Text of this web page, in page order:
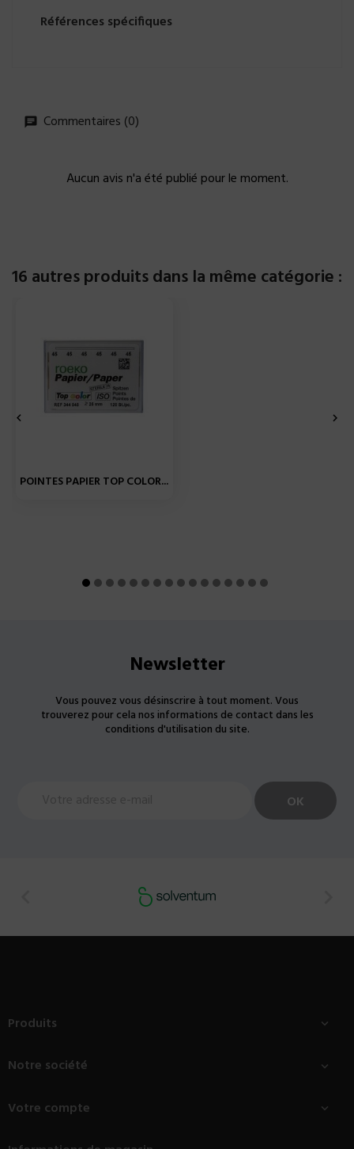
Références spécifiques
Commentaires (0)
Aucun avis n'a été publié pour le moment.
16 autres produits dans la même catégorie :
POINTES PAPIER TOP COLOR...
 
Newsletter
Vous pouvez vous désinscrire à tout moment. Vous
trouverez pour cela nos informations de contact dans les
conditions d'utilisation du site.
Produits 
Notre société 
Votre compte 